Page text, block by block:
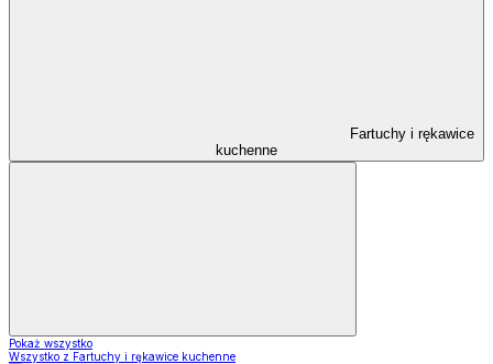
Fartuchy i rękawice
kuchenne
Pokaż wszystko
Wszystko z Fartuchy i rękawice kuchenne